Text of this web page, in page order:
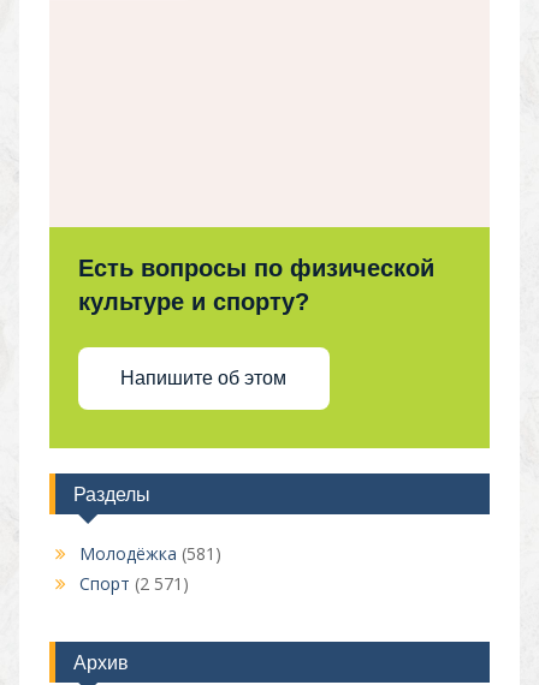
Есть вопросы по физической
культуре и спорту?
Напишите об этом
Разделы
Молодёжка (581)
Спорт (2 571)
Архив